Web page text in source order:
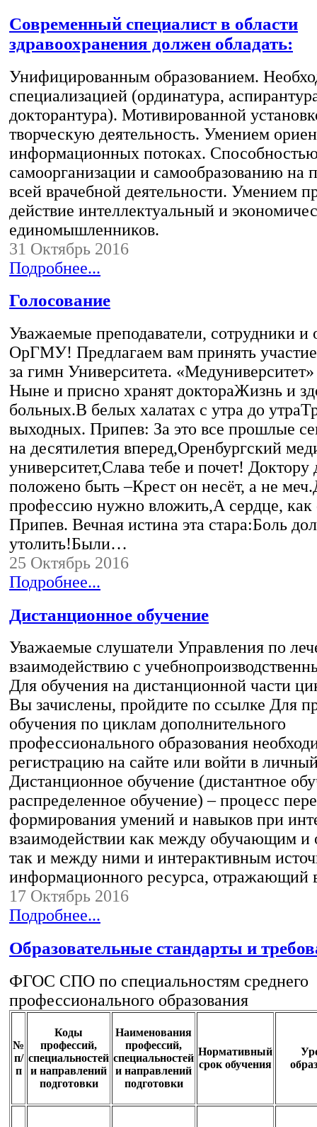
Современный специалист в области
здравоохранения должен обладать:
Унифицированным образованием.
специализацией (ординатура,
докторантура). Мотивированной
творческую деятельность. Умением
информационных потоках.
самоорганизации и самообразованию на
всей врачебной деятельности. Умением
действие интеллектуальный и
единомышленников.
31 Октябрь 2016
Подробнее...
Голосование
Уважаемые преподаватели, сотрудники
ОрГМУ! Предлагаем вам принять
за гимн Университета.
Ныне и присно хранят доктораЖизнь и
больных.В белых халатах с утра до
выходных. Припев: За это все прошлые
на десятилетия вперед,Оренбургский
университет,Слава тебе и почет!
положено быть –Крест он несёт, а не
профессию нужно вложить,А сердце, как
Припев. Вечная истина эта стара:Боль
утолить!Были…
25 Октябрь 2016
Подробнее...
Дистанционное обучение
Уважаемые слушатели Управления по
взаимодействию с
Для обучения на дистанционной части
Вы зачислены, пройдите по ссылке Для
обучения по циклам дополнительного
профессионального образования
регистрацию на сайте или войти в
Дистанционное обучение (дистантное
распределенное обучение) – процесс
формирования умений и навыков при
взаимодействии как между обучающим
так и между ними и интерактивным
информационного ресурса, отражающий
17 Октябрь 2016
Подробнее...
Образовательные стандарты и
ФГОС СПО по специальностям среднего
профессионального образования
№
п/
п
Коды
профессий,
специальностей
и направлений
подготовки
Наименования
профессий,
специальностей
и направлений
подготовки
Нормативный
срок обучения